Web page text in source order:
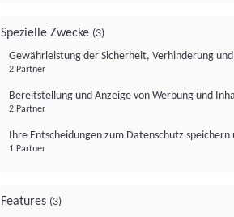
Spezielle Zwecke (3)
Gewährleistung der Sicherheit, Verhinderung
2 Partner
Bereitstellung und Anzeige von Werbung und
2 Partner
Ihre Entscheidungen zum Datenschutz
1 Partner
Features (3)